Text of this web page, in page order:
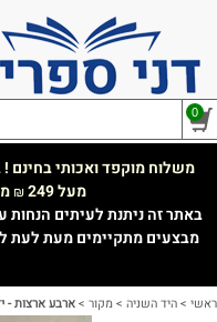
0
משלוח מוקפד ואכותי בחינם !
מעל 249
₪
באתר זה ניתנת לעיתים הנחות
מבצעים מתקיימים מעת לעת
ראשי >היד השניה >מקור >ארבע ארצות -